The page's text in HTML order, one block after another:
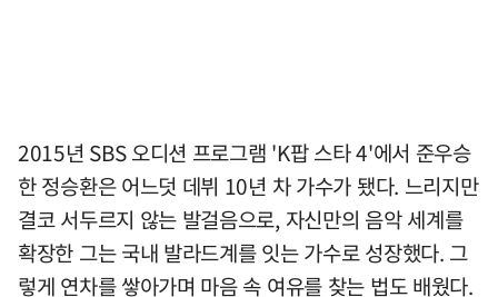
2015년 SBS 오디션 프로그램 'K팝 스타 4'에서 준우승
한 정승환은 어느덧 데뷔 10년 차 가수가 됐다. 느리지만
결코 서두르지 않는 발걸음으로, 자신만의 음악 세계를
확장한 그는 국내 발라드계를 잇는 가수로 성장했다. 그
렇게 연차를 쌓아가며 마음 속 여유를 찾는 법도 배웠다.